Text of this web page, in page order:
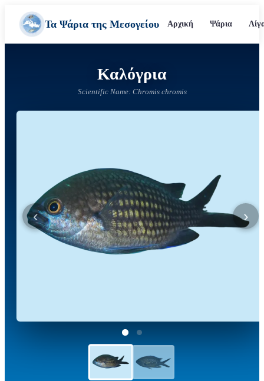
Τα Ψάρια της Μεσογείου Αρχική Ψάρια
Καλόγρια
Scientific Name: Chromis chromis
‹ ›